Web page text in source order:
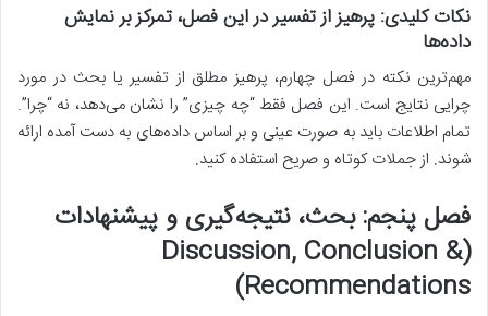
نکات کلیدی: پرهیز از تفسیر در این فصل، تمرکز بر نمایش
داده‌ها
مهم‌ترین نکته در فصل چهارم، پرهیز مطلق از تفسیر یا بحث در مورد
چرایی نتایج است. این فصل فقط “چه چیزی” را نشان می‌دهد، نه “چرا”.
تمام اطلاعات باید به صورت عینی و بر اساس داده‌های به دست آمده ارائه
شوند. از جملات کوتاه و صریح استفاده کنید.
فصل پنجم: بحث، نتیجه‌گیری و پیشنهادات
(Discussion, Conclusion &
Recommendations)